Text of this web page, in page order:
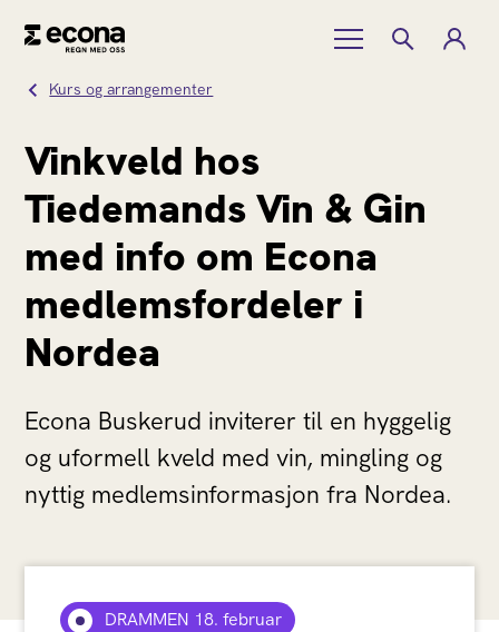
Kurs og arrangementer
Vinkveld hos
Tiedemands Vin & Gin
med info om Econa
medlemsfordeler i
Nordea
Econa Buskerud inviterer til en hyggelig
og uformell kveld med vin, mingling og
nyttig medlemsinformasjon fra Nordea.
DRAMMEN 18. februar